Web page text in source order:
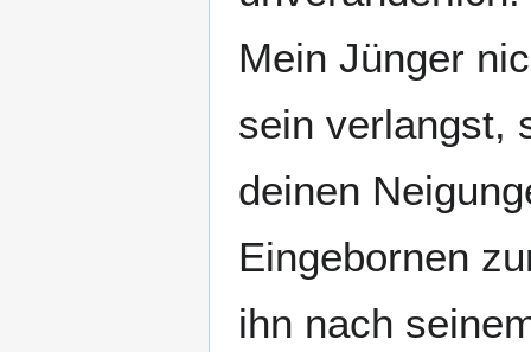
Mein Jünger
sein verlangst,
deinen
Eingebornen
ihn nach